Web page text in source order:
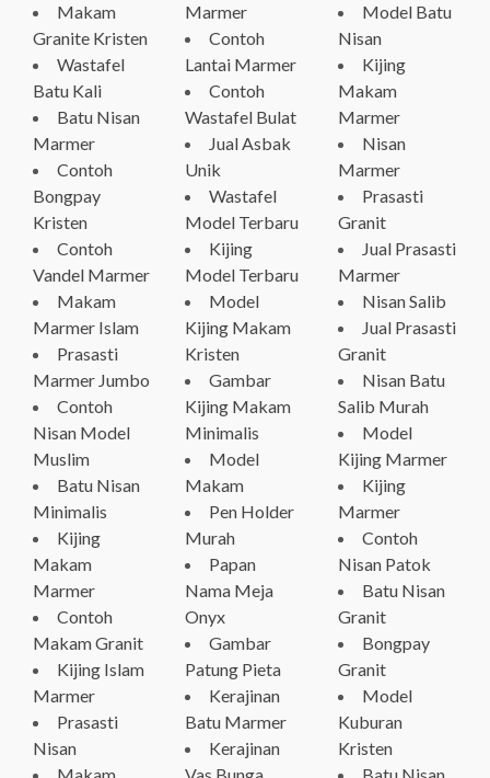
Makam
Granite Kristen
Wastafel
Batu Kali
Batu Nisan
Marmer
Contoh
Bongpay
Kristen
Contoh
Vandel Marmer
Makam
Marmer Islam
Prasasti
Marmer Jumbo
Contoh
Nisan Model
Muslim
Batu Nisan
Minimalis
Kijing
Makam
Marmer
Contoh
Makam Granit
Kijing Islam
Marmer
Prasasti
Nisan
Marmer
Contoh
Lantai Marmer
Contoh
Wastafel Bulat
Jual Asbak
Unik
Wastafel
Model Terbaru
Kijing
Model Terbaru
Model
Kijing Makam
Kristen
Gambar
Kijing Makam
Minimalis
Model
Makam
Pen Holder
Murah
Papan
Nama Meja
Onyx
Gambar
Patung Pieta
Kerajinan
Batu Marmer
Kerajinan
Model Batu
Nisan
Kijing
Makam
Marmer
Nisan
Marmer
Prasasti
Granit
Jual Prasasti
Marmer
Nisan Salib
Jual Prasasti
Granit
Nisan Batu
Salib Murah
Model
Kijing Marmer
Kijing
Marmer
Contoh
Nisan Patok
Batu Nisan
Granit
Bongpay
Granit
Model
Kuburan
Kristen